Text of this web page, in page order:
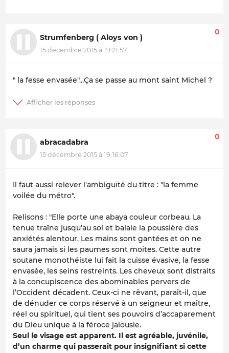
Strumfenberg ( Aloys von )
15 décembre 2015 à 19:21:57
0
" la fesse envasée"...Ça se passe au mont saint Michel ?
abracadabra
15 décembre 2015 à 19:16:07
0
Il faut aussi relever l'ambiguïté du titre : "la femme
voilée du métro".
Relisons : "Elle porte une abaya couleur corbeau. La
tenue traîne jusqu’au sol et balaie la poussière des
anxiétés alentour. Les mains sont gantées et on ne
saura jamais si les paumes sont moites. Cette autre
soutane monothéiste lui fait la cuisse évasive, la fesse
envasée, les seins restreints. Les cheveux sont distraits
à la concupiscence des abominables pervers de
l’Occident décadent. Ceux-ci ne rêvant, paraît-il, que
de dénuder ce corps réservé à un seigneur et maître,
réel ou spirituel, qui tient ses pouvoirs d’accaparement
du Dieu unique à la féroce jalousie.
Seul le visage est apparent. Il est agréable, juvénile,
d’un charme qui passerait pour insignifiant si cette